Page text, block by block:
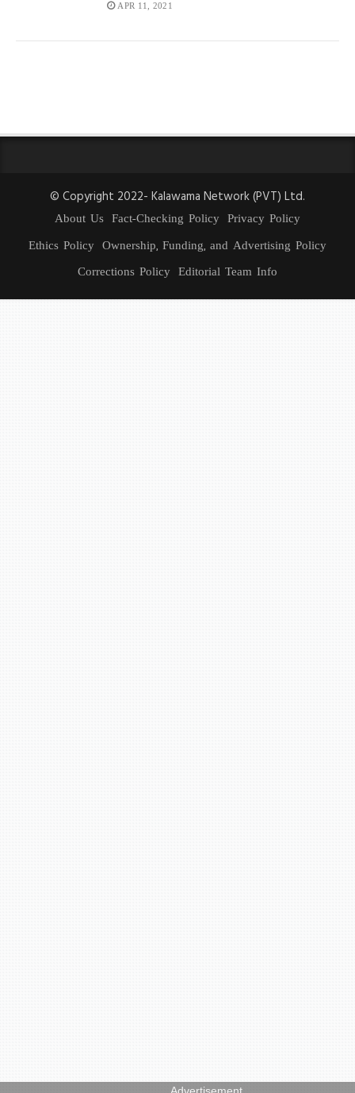
APR 11, 2021
© Copyright 2022- Kalawama Network (PVT) Ltd.
About Us Fact-Checking Policy Privacy Policy
Ethics Policy Ownership, Funding, and Advertising Policy
Corrections Policy Editorial Team Info